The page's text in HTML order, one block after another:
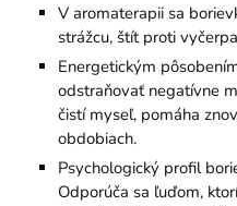
V aromaterapii sa
strážcu, štít proti
Energetickým
odstraňovať negatívne
čistí myseľ, pomáha
obdobiach.
Psychologický profil
Odporúča sa ľuďom,